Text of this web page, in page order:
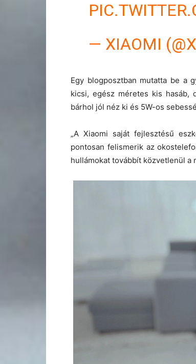
— XIAOMI
Egy blogposztban mutatta be a
kicsi, egész méretes kis hasáb,
bárhol jól néz ki és 5W-os
„A Xiaomi saját fejlesztésű
pontosan felismerik az
hullámokat továbbít közvetlenül a